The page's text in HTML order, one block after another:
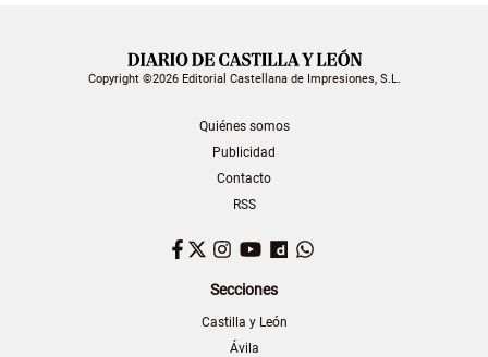
Copyright ©2026 Editorial Castellana de Impresiones, S.L.
Quiénes somos
Publicidad
Contacto
RSS
Facebook
TwitterInstagram
YouTubeDailymotion
Secciones
Castilla y León
Ávila